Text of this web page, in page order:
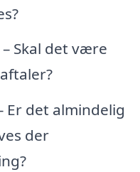
Skal det være
Er det almindelig
der